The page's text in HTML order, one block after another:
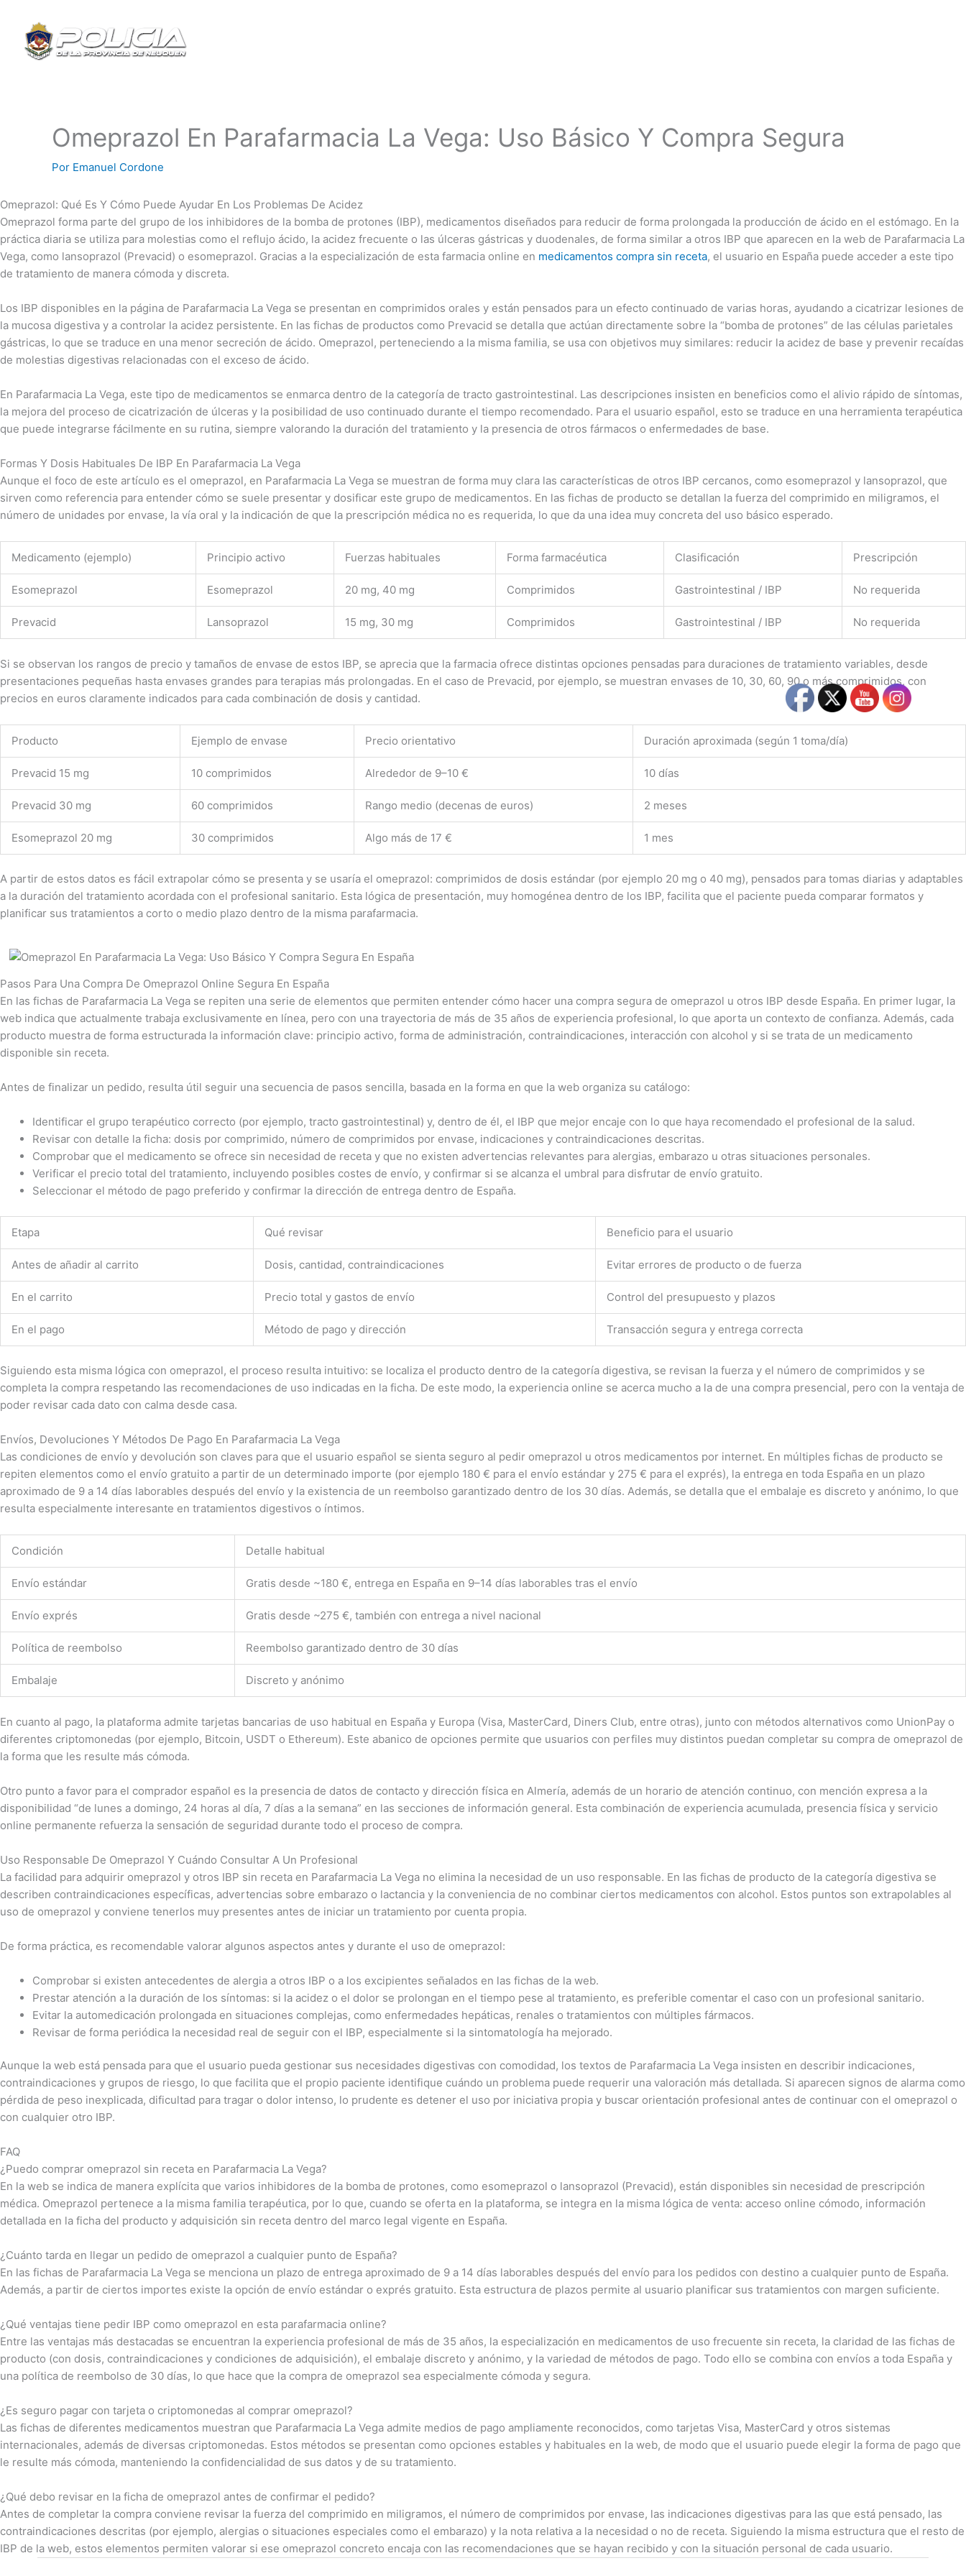
contenido
Omeprazol En Parafarmacia La Vega: Uso Básico Y Compra Segura
Por Emanuel Cordone
Omeprazol: Qué Es Y Cómo Puede Ayudar En Los Problemas De Acidez
Omeprazol forma parte del grupo de los inhibidores de la bomba de protones (IBP), medicamentos diseñados para reducir de forma prolongada la producción de ácido en el estómago. En la
práctica diaria se utiliza para molestias como el reflujo ácido, la acidez frecuente o las úlceras gástricas y duodenales, de forma similar a otros IBP que aparecen en la web de Parafarmacia La
Vega, como lansoprazol (Prevacid) o esomeprazol. Gracias a la especialización de esta farmacia online en medicamentos compra sin receta, el usuario en España puede acceder a este tipo
de tratamiento de manera cómoda y discreta.
Los IBP disponibles en la página de Parafarmacia La Vega se presentan en comprimidos orales y están pensados para un efecto continuado de varias horas, ayudando a cicatrizar lesiones de
la mucosa digestiva y a controlar la acidez persistente. En las fichas de productos como Prevacid se detalla que actúan directamente sobre la “bomba de protones” de las células parietales
gástricas, lo que se traduce en una menor secreción de ácido. Omeprazol, perteneciendo a la misma familia, se usa con objetivos muy similares: reducir la acidez de base y prevenir recaídas
de molestias digestivas relacionadas con el exceso de ácido.
En Parafarmacia La Vega, este tipo de medicamentos se enmarca dentro de la categoría de tracto gastrointestinal. Las descripciones insisten en beneficios como el alivio rápido de síntomas,
la mejora del proceso de cicatrización de úlceras y la posibilidad de uso continuado durante el tiempo recomendado. Para el usuario español, esto se traduce en una herramienta terapéutica
que puede integrarse fácilmente en su rutina, siempre valorando la duración del tratamiento y la presencia de otros fármacos o enfermedades de base.
Formas Y Dosis Habituales De IBP En Parafarmacia La Vega
Aunque el foco de este artículo es el omeprazol, en Parafarmacia La Vega se muestran de forma muy clara las características de otros IBP cercanos, como esomeprazol y lansoprazol, que
sirven como referencia para entender cómo se suele presentar y dosificar este grupo de medicamentos. En las fichas de producto se detallan la fuerza del comprimido en miligramos, el
número de unidades por envase, la vía oral y la indicación de que la prescripción médica no es requerida, lo que da una idea muy concreta del uso básico esperado.
Medicamento (ejemplo) Principio activo Fuerzas habituales Forma farmacéutica Clasificación Prescripción
Esomeprazol Esomeprazol 20 mg, 40 mg Comprimidos Gastrointestinal / IBP No requerida
Prevacid Lansoprazol 15 mg, 30 mg Comprimidos Gastrointestinal / IBP No requerida
Si se observan los rangos de precio y tamaños de envase de estos IBP, se aprecia que la farmacia ofrece distintas opciones pensadas para duraciones de tratamiento variables, desde
presentaciones pequeñas hasta envases grandes para terapias más prolongadas. En el caso de Prevacid, por ejemplo, se muestran envases de 10, 30, 60, 90 o más comprimidos, con
precios en euros claramente indicados para cada combinación de dosis y cantidad.
Producto Ejemplo de envase Precio orientativo Duración aproximada (según 1 toma/día)
Prevacid 15 mg 10 comprimidos Alrededor de 9–10 € 10 días
Prevacid 30 mg 60 comprimidos Rango medio (decenas de euros) 2 meses
Esomeprazol 20 mg 30 comprimidos Algo más de 17 € 1 mes
A partir de estos datos es fácil extrapolar cómo se presenta y se usaría el omeprazol: comprimidos de dosis estándar (por ejemplo 20 mg o 40 mg), pensados para tomas diarias y adaptables
a la duración del tratamiento acordada con el profesional sanitario. Esta lógica de presentación, muy homogénea dentro de los IBP, facilita que el paciente pueda comparar formatos y
planificar sus tratamientos a corto o medio plazo dentro de la misma parafarmacia.
Pasos Para Una Compra De Omeprazol Online Segura En España
En las fichas de Parafarmacia La Vega se repiten una serie de elementos que permiten entender cómo hacer una compra segura de omeprazol u otros IBP desde España. En primer lugar, la
web indica que actualmente trabaja exclusivamente en línea, pero con una trayectoria de más de 35 años de experiencia profesional, lo que aporta un contexto de confianza. Además, cada
producto muestra de forma estructurada la información clave: principio activo, forma de administración, contraindicaciones, interacción con alcohol y si se trata de un medicamento
disponible sin receta.
Antes de finalizar un pedido, resulta útil seguir una secuencia de pasos sencilla, basada en la forma en que la web organiza su catálogo:
Identificar el grupo terapéutico correcto (por ejemplo, tracto gastrointestinal) y, dentro de él, el IBP que mejor encaje con lo que haya recomendado el profesional de la salud.
Revisar con detalle la ficha: dosis por comprimido, número de comprimidos por envase, indicaciones y contraindicaciones descritas.
Comprobar que el medicamento se ofrece sin necesidad de receta y que no existen advertencias relevantes para alergias, embarazo u otras situaciones personales.
Verificar el precio total del tratamiento, incluyendo posibles costes de envío, y confirmar si se alcanza el umbral para disfrutar de envío gratuito.
Seleccionar el método de pago preferido y confirmar la dirección de entrega dentro de España.
Etapa Qué revisar Beneficio para el usuario
Antes de añadir al carrito Dosis, cantidad, contraindicaciones Evitar errores de producto o de fuerza
En el carrito Precio total y gastos de envío Control del presupuesto y plazos
En el pago Método de pago y dirección Transacción segura y entrega correcta
Siguiendo esta misma lógica con omeprazol, el proceso resulta intuitivo: se localiza el producto dentro de la categoría digestiva, se revisan la fuerza y el número de comprimidos y se
completa la compra respetando las recomendaciones de uso indicadas en la ficha. De este modo, la experiencia online se acerca mucho a la de una compra presencial, pero con la ventaja de
poder revisar cada dato con calma desde casa.
Envíos, Devoluciones Y Métodos De Pago En Parafarmacia La Vega
Las condiciones de envío y devolución son claves para que el usuario español se sienta seguro al pedir omeprazol u otros medicamentos por internet. En múltiples fichas de producto se
repiten elementos como el envío gratuito a partir de un determinado importe (por ejemplo 180 € para el envío estándar y 275 € para el exprés), la entrega en toda España en un plazo
aproximado de 9 a 14 días laborables después del envío y la existencia de un reembolso garantizado dentro de los 30 días. Además, se detalla que el embalaje es discreto y anónimo, lo que
resulta especialmente interesante en tratamientos digestivos o íntimos.
Condición Detalle habitual
Envío estándar Gratis desde ~180 €, entrega en España en 9–14 días laborables tras el envío
Envío exprés Gratis desde ~275 €, también con entrega a nivel nacional
Política de reembolso Reembolso garantizado dentro de 30 días
Embalaje Discreto y anónimo
En cuanto al pago, la plataforma admite tarjetas bancarias de uso habitual en España y Europa (Visa, MasterCard, Diners Club, entre otras), junto con métodos alternativos como UnionPay o
diferentes criptomonedas (por ejemplo, Bitcoin, USDT o Ethereum). Este abanico de opciones permite que usuarios con perfiles muy distintos puedan completar su compra de omeprazol de
la forma que les resulte más cómoda.
Otro punto a favor para el comprador español es la presencia de datos de contacto y dirección física en Almería, además de un horario de atención continuo, con mención expresa a la
disponibilidad “de lunes a domingo, 24 horas al día, 7 días a la semana” en las secciones de información general. Esta combinación de experiencia acumulada, presencia física y servicio
online permanente refuerza la sensación de seguridad durante todo el proceso de compra.
Uso Responsable De Omeprazol Y Cuándo Consultar A Un Profesional
La facilidad para adquirir omeprazol y otros IBP sin receta en Parafarmacia La Vega no elimina la necesidad de un uso responsable. En las fichas de producto de la categoría digestiva se
describen contraindicaciones específicas, advertencias sobre embarazo o lactancia y la conveniencia de no combinar ciertos medicamentos con alcohol. Estos puntos son extrapolables al
uso de omeprazol y conviene tenerlos muy presentes antes de iniciar un tratamiento por cuenta propia.
De forma práctica, es recomendable valorar algunos aspectos antes y durante el uso de omeprazol:
Comprobar si existen antecedentes de alergia a otros IBP o a los excipientes señalados en las fichas de la web.
Prestar atención a la duración de los síntomas: si la acidez o el dolor se prolongan en el tiempo pese al tratamiento, es preferible comentar el caso con un profesional sanitario.
Evitar la automedicación prolongada en situaciones complejas, como enfermedades hepáticas, renales o tratamientos con múltiples fármacos.
Revisar de forma periódica la necesidad real de seguir con el IBP, especialmente si la sintomatología ha mejorado.
Aunque la web está pensada para que el usuario pueda gestionar sus necesidades digestivas con comodidad, los textos de Parafarmacia La Vega insisten en describir indicaciones,
contraindicaciones y grupos de riesgo, lo que facilita que el propio paciente identifique cuándo un problema puede requerir una valoración más detallada. Si aparecen signos de alarma como
pérdida de peso inexplicada, dificultad para tragar o dolor intenso, lo prudente es detener el uso por iniciativa propia y buscar orientación profesional antes de continuar con el omeprazol o
con cualquier otro IBP.
FAQ
¿Puedo comprar omeprazol sin receta en Parafarmacia La Vega?
En la web se indica de manera explícita que varios inhibidores de la bomba de protones, como esomeprazol o lansoprazol (Prevacid), están disponibles sin necesidad de prescripción
médica. Omeprazol pertenece a la misma familia terapéutica, por lo que, cuando se oferta en la plataforma, se integra en la misma lógica de venta: acceso online cómodo, información
detallada en la ficha del producto y adquisición sin receta dentro del marco legal vigente en España.
¿Cuánto tarda en llegar un pedido de omeprazol a cualquier punto de España?
En las fichas de Parafarmacia La Vega se menciona un plazo de entrega aproximado de 9 a 14 días laborables después del envío para los pedidos con destino a cualquier punto de España.
Además, a partir de ciertos importes existe la opción de envío estándar o exprés gratuito. Esta estructura de plazos permite al usuario planificar sus tratamientos con margen suficiente.
¿Qué ventajas tiene pedir IBP como omeprazol en esta parafarmacia online?
Entre las ventajas más destacadas se encuentran la experiencia profesional de más de 35 años, la especialización en medicamentos de uso frecuente sin receta, la claridad de las fichas de
producto (con dosis, contraindicaciones y condiciones de adquisición), el embalaje discreto y anónimo, y la variedad de métodos de pago. Todo ello se combina con envíos a toda España y
una política de reembolso de 30 días, lo que hace que la compra de omeprazol sea especialmente cómoda y segura.
¿Es seguro pagar con tarjeta o criptomonedas al comprar omeprazol?
Las fichas de diferentes medicamentos muestran que Parafarmacia La Vega admite medios de pago ampliamente reconocidos, como tarjetas Visa, MasterCard y otros sistemas
internacionales, además de diversas criptomonedas. Estos métodos se presentan como opciones estables y habituales en la web, de modo que el usuario puede elegir la forma de pago que
le resulte más cómoda, manteniendo la confidencialidad de sus datos y de su tratamiento.
¿Qué debo revisar en la ficha de omeprazol antes de confirmar el pedido?
Antes de completar la compra conviene revisar la fuerza del comprimido en miligramos, el número de comprimidos por envase, las indicaciones digestivas para las que está pensado, las
contraindicaciones descritas (por ejemplo, alergias o situaciones especiales como el embarazo) y la nota relativa a la necesidad o no de receta. Siguiendo la misma estructura que el resto de
IBP de la web, estos elementos permiten valorar si ese omeprazol concreto encaja con las recomendaciones que se hayan recibido y con la situación personal de cada usuario.